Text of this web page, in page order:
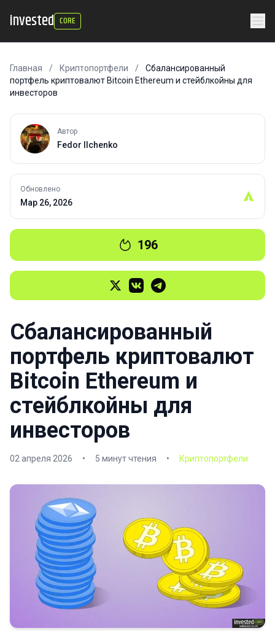
invested CORE
Главная / Криптопортфели /
Сбалансированный
портфель криптовалют Bitcoin Ethereum и стейблкойны для
инвесторов
Автор
Fedor Ilchenko
Обновлено
Мар 26, 2026
196
Сбалансированный
портфель криптовалют
Bitcoin Ethereum и
стейблкойны для
инвесторов
02 апреля 2026 • 5 минут чтения • Криптопортфели